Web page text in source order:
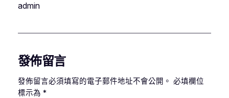
admin
發佈留言
發佈留言必須填寫的電子郵件地址不會公開。 必填欄位
標示為 *